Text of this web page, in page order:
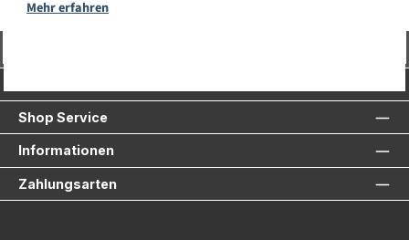
Mehr erfahren
Shop Service
Informationen
Zahlungsarten